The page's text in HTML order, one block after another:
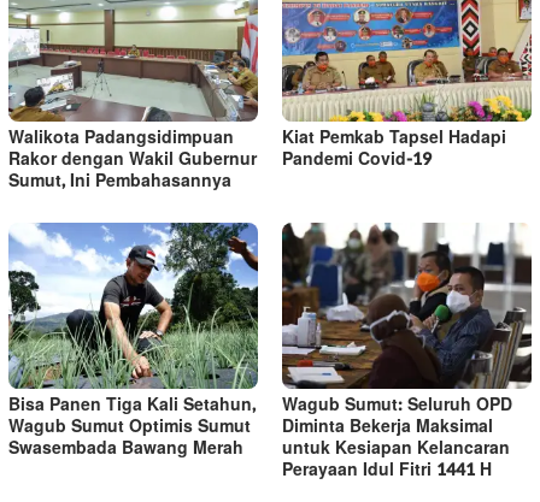
Walikota Padangsidimpuan
Rakor dengan Wakil Gubernur
Sumut, Ini Pembahasannya
Kiat Pemkab Tapsel Hadapi
Pandemi Covid-19
Bisa Panen Tiga Kali Setahun,
Wagub Sumut Optimis Sumut
Swasembada Bawang Merah
Wagub Sumut: Seluruh OPD
Diminta Bekerja Maksimal
untuk Kesiapan Kelancaran
Perayaan Idul Fitri 1441 H